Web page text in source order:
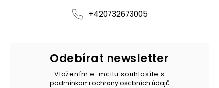
+420732673005
Odebírat newsletter
Vložením e-mailu souhlasíte s
podmínkami ochrany osobních údajů